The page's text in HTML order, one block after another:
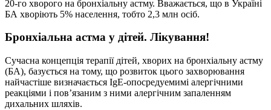
20-го хворого на бронхіальну астму. Вважається, що в Україні
БА хворіють 5% населення, тобто 2,3 млн осіб.
Бронхіальна астма у дітей. Лікування!
Сучасна концепція терапії дітей, хворих на бронхіальну астму
(БА), базується на тому, що розвиток цього захворювання
найчастіше визначається IgE-опосредуемимі алергічними
реакціями і пов’язаним з ними алергічним запаленням
дихальних шляхів.